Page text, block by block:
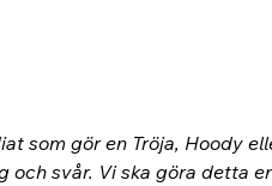
som gör en Tröja, Hoody
och svår. Vi ska göra detta